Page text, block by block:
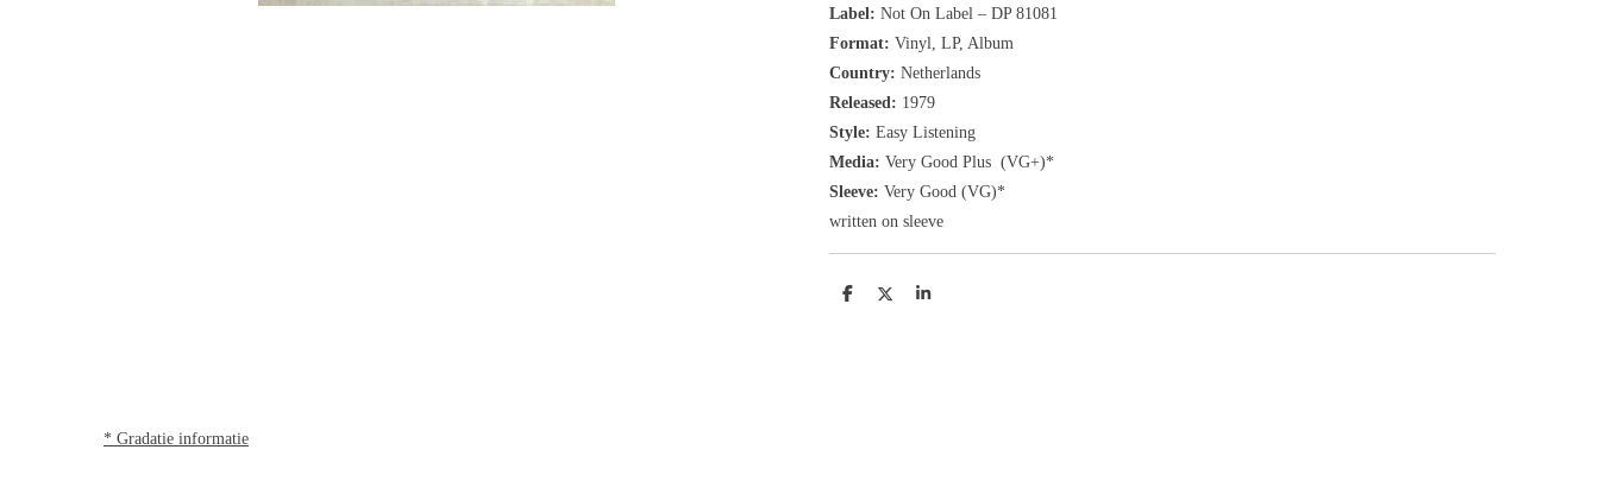
Label: Not On Label ‎– DP 81081
Format: Vinyl, LP, Album
Country: Netherlands
Released: 1979
Style: Easy Listening
Media: Very Good Plus (VG+)*
Sleeve: Very Good (VG)*
written on sleeve
D
D
S
* Gradatie informatie